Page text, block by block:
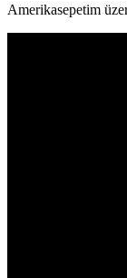
Amerikasepetim